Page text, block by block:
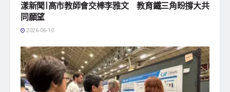
漾新聞|高市教師會交棒李雅文 教育鐵三角盼撐大共
同願望
2026-06-10